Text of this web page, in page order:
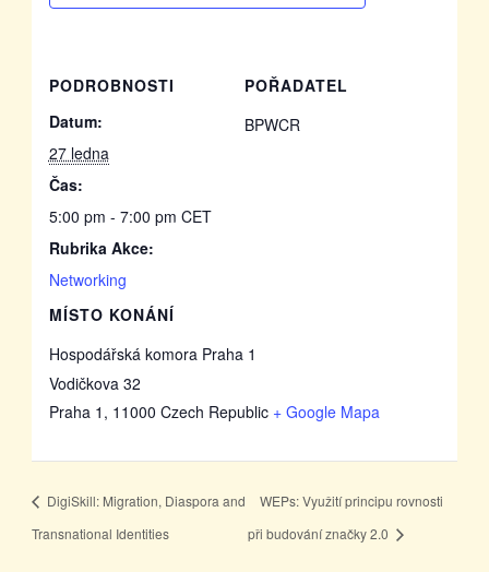
PODROBNOSTI
Datum:
27 ledna
Čas:
5:00 pm - 7:00 pm CET
Rubrika Akce:
Networking
MÍSTO KONÁNÍ
Hospodářská komora Praha 1
Vodičkova 32
Praha 1 , 11000 Czech Republic + Google Mapa
POŘADATEL
BPWCR
DigiSkill: Migration, Diaspora and
Transnational Identities
WEPs: Využití principu rovnosti
při budování značky 2.0